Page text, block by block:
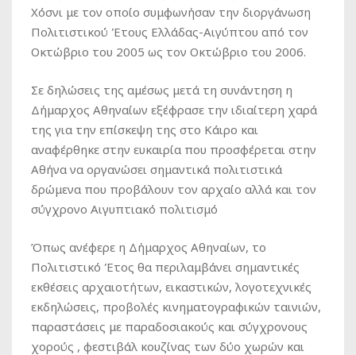
Χόσνι με τον οποίο συμφωνήσαν την διοργάνωση
Πολιτιστικού Έτους Ελλάδας-Αιγύπτου από τον
Οκτώβριο του 2005 ως τον Οκτώβριο του 2006.
Σε δηλώσεις της αμέσως μετά τη συνάντηση η
Δήμαρχος Αθηναίων εξέφρασε την ιδιαίτερη χαρά
της για την επίσκεψη της στο Κάιρο και
αναφέρθηκε στην ευκαιρία που προσφέρεται στην
Αθήνα να οργανώσει σημαντικά πολιτιστικά
δρώμενα που προβάλουν τον αρχαίο αλλά και τον
σύγχρονο Αιγυπτιακό πολιτισμό
Όπως ανέφερε η Δήμαρχος Αθηναίων, το
Πολιτιστικό Έτος θα περιλαμβάνει σημαντικές
εκθέσεις αρχαιοτήτων, εικαστικών, λογοτεχνικές
εκδηλώσεις, προβολές κινηματογραφικών ταινιών,
παραστάσεις με παραδοσιακούς και σύγχρονους
χορούς , φεστιβάλ κουζίνας των δύο χωρών και